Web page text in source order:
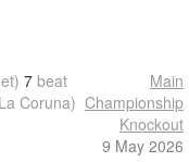
7 beat
Coruna)
Main
Championship
Knockout
9 May 2026